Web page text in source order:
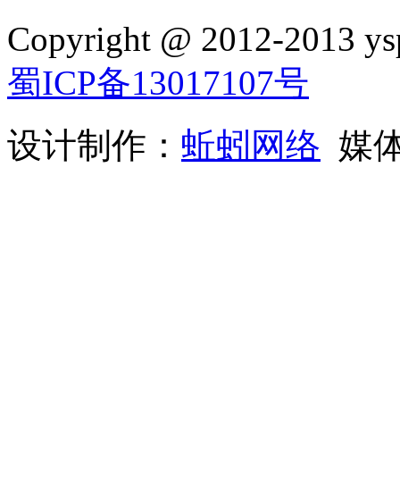
Copyright @ 2012-2013
蜀ICP备13017107号
设计制作： 蚯蚓网络 媒